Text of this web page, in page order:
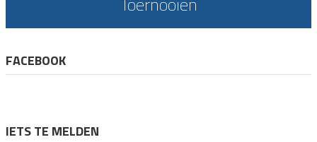
FACEBOOK
IETS TE MELDEN